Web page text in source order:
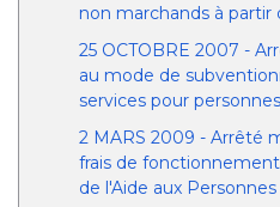
non marchands à
25 OCTOBRE 2007 -
au mode de
services pour
2 MARS 2009 - Arrêté
frais de
de l'Aide aux Personnes